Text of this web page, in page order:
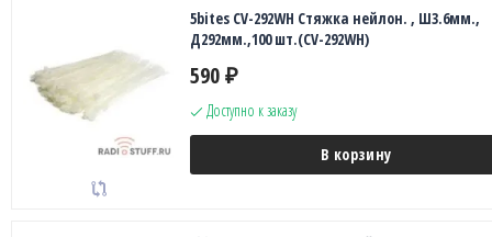
5bites CV-292WH Стяжка нейлон. , Ш3.6мм.,
Д292мм.,100 шт.(CV-292WH)
590 ₽
Доступно к заказу
В корзину